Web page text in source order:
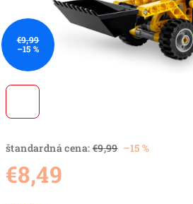
štandardná cena: €9,99 –15 %
€8,49
€9,99
–15 %